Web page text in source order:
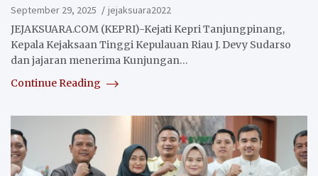
September 29, 2025
jejaksuara2022
JEJAKSUARA.COM (KEPRI)-Kejati Kepri Tanjungpinang,
Kepala Kejaksaan Tinggi Kepulauan Riau J. Devy Sudarso
dan jajaran menerima Kunjungan…
Continue Reading